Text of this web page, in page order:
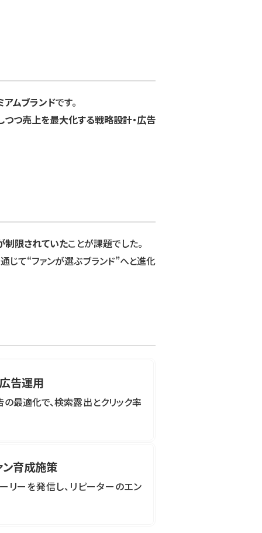
アムブランドです。
つつ売上を最大化する戦略設計・広告
制限されていたことが課題でした。
じて“ファンが選ぶブランド”へと進化
告運用
最適化で、検索露出とクリック率
ン育成施策
リーを発信し、リピーターのエン